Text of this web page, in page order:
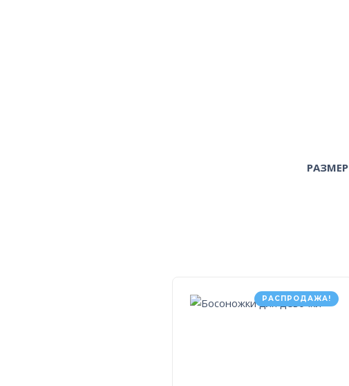
РАЗМЕР
РАСПРОДАЖА!